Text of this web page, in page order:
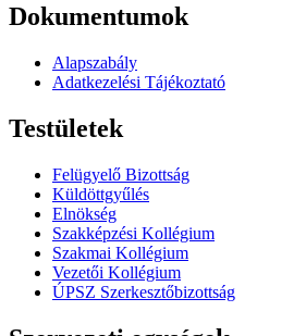
Dokumentumok
Alapszabály
Adatkezelési Tájékoztató
Testületek
Felügyelő Bizottság
Küldöttgyűlés
Elnökség
Szakképzési Kollégium
Szakmai Kollégium
Vezetői Kollégium
ÚPSZ Szerkesztőbizottság